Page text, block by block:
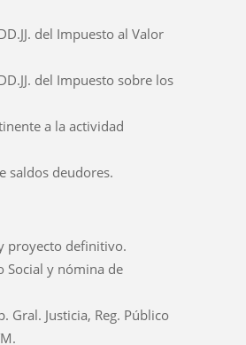
del Impuesto al Valor
del Impuesto sobre los
a la actividad
saldos deudores.
proyecto definitivo.
Social y nómina de
Gral. Justicia, Reg. Público